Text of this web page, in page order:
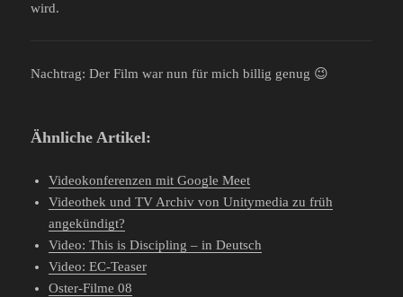
wird.
Nachtrag: Der Film war nun für mich billig genug 😉
Ähnliche Artikel:
Videokonferenzen mit Google Meet
Videothek und TV Archiv von Unitymedia zu früh
angekündigt?
Video: This is Discipling – in Deutsch
Video: EC-Teaser
Oster-Filme 08